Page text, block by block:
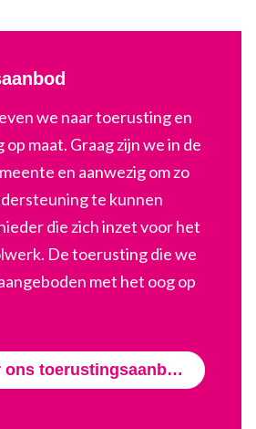
we naar toerusting en
maat. Graag zijn we in de
en aanwezig om zo
te kunnen
die zich inzet voor het
De toerusting die we
met het oog op
Bekijk hier ons toerustingsaanbod